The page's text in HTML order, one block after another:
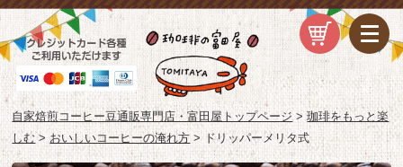
自家焙煎コーヒー豆通販専門店・富田屋トップページ>珈琲をもっと楽
しむ> おいしいコーヒーの淹れ方 > ドリッパーメリタ式